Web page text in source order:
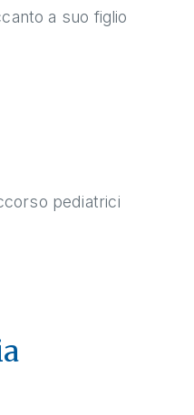
a suo figlio
pediatrici